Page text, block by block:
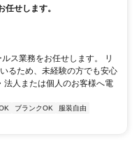
せします。
ス業務をお任せします。 リ
るため、未経験の方でも安心
法人または個人のお客様へ電
ブランクOK
服装自由